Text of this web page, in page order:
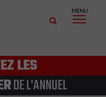
MENU
LES
DE L'ANNUEL